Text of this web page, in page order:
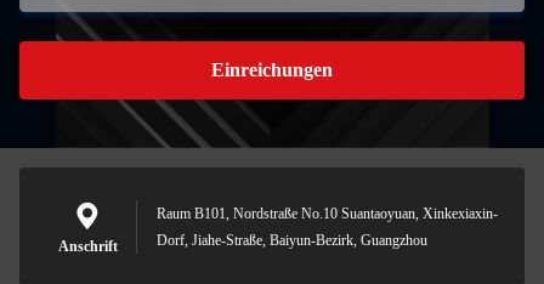
Einreichungen
Anschrift
Raum B101, Nordstraße No.10 Suantaoyuan, Xinkexiaxin-
Dorf, Jiahe-Straße, Baiyun-Bezirk, Guangzhou